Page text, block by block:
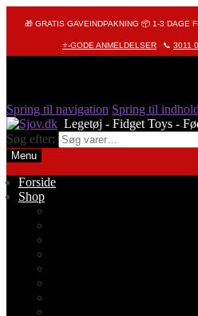
🎁 GRATIS GAVEINDPAKNING 📦 1-3 DAGE
⭐-GODE ANMELDELSER 📞 3011
Spring til navigation Spring til indhold
Søg efter:
Menu
Forside
Shop